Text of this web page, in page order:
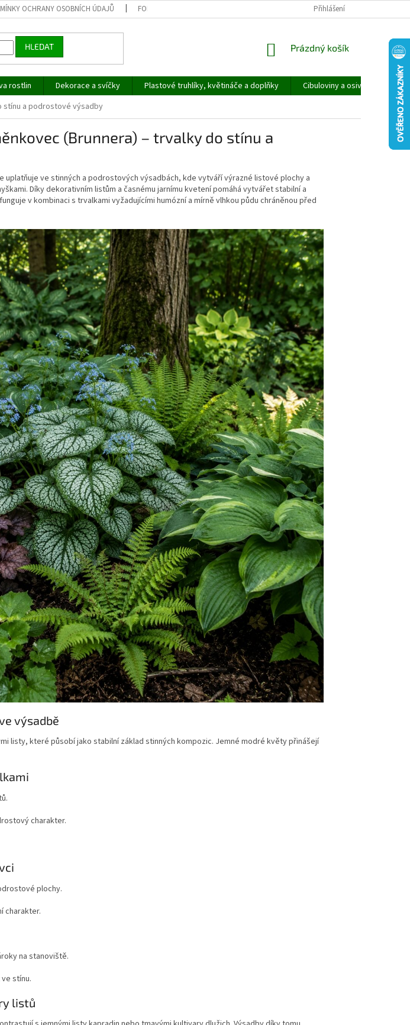
OCHRANY OSOBNÍCH ÚDAJŮ FORMULÁŘ PRO UPLATNĚNÍ REKLAMACE REKLAMAČNÍ ŘÁD
Přihlášení
HLEDAT
NÁKUPNÍ
Prázdný košík
rostlin Dekorace a svíčky Plastové truhlíky, květináče a doplňky Cibuloviny a osivo
stínu a podrostové výsadby
(Brunnera) – trvalky do stínu a
uplatňuje ve stinných a podrostových výsadbách, kde vytváří výrazné listové plochy a
Díky dekorativním listům a časnému jarnímu kvetení pomáhá vytvářet stabilní a
v kombinaci s trvalkami vyžadujícími humózní a mírně vlhkou půdu chráněnou před
výsadbě
listy, které působí jako stabilní základ stinných kompozic. Jemné modré květy přinášejí
charakter.
plochy.
charakter.
na stanoviště.
stínu.
listů